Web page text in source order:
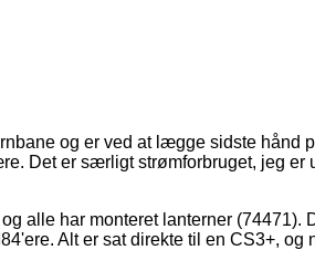
og er ved at lægge sidste
Det er særligt strømforbruget, jeg
alle har monteret lanterner
Alt er sat direkte til en CS3+,